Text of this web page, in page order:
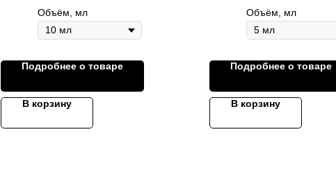
Объём, мл
Подробнее о товаре
В корзину
Объём, мл
Подробнее о товаре
В корзину